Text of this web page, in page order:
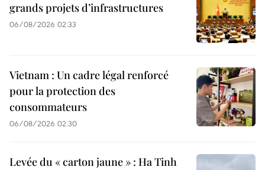
grands projets d’infrastructures
06/08/2026 02:33
Vietnam : Un cadre légal renforcé
pour la protection des
consommateurs
06/08/2026 02:30
Levée du « carton jaune » : Ha Tinh